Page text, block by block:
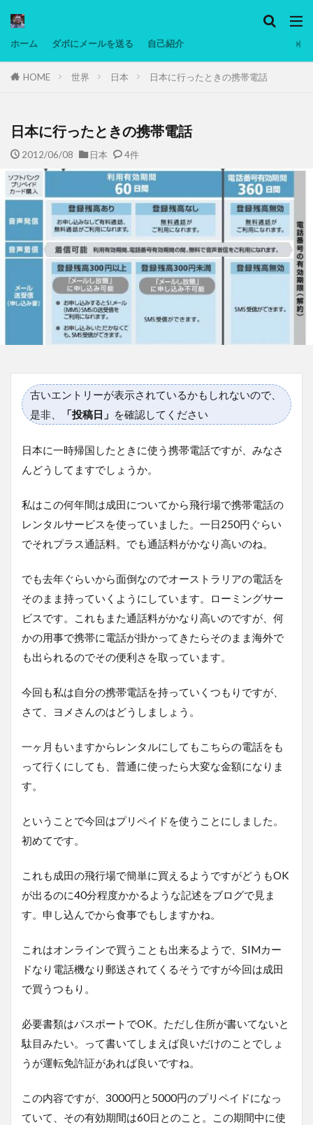
ホーム ダボにメールを送る 自己紹介
HOME 世界 日本 日本に行ったときの携帯電話
日本に行ったときの携帯電話
2012/06/08 日本 4件
古いエントリーが表示されているかもしれないので、
是非、
「投稿日」 を確認してください
日本に一時帰国したときに使う携帯電話ですが、みなさ
んどうしてますでしょうか。
私はこの何年間は成田についてから飛行場で携帯電話の
レンタルサービスを使っていました。一日250円ぐらい
でそれプラス通話料。でも通話料がかなり高いのね。
でも去年ぐらいから面倒なのでオーストラリアの電話を
そのまま持っていくようにしています。ローミングサー
ビスです。これもまた通話料がかなり高いのですが、何
かの用事で携帯に電話が掛かってきたらそのまま海外で
も出られるのでその便利さを取っています。
今回も私は自分の携帯電話を持っていくつもりですが、
さて、ヨメさんのはどうしましょう。
一ヶ月もいますからレンタルにしてもこちらの電話をも
って行くにしても、普通に使ったら大変な金額になりま
す。
ということで今回はプリペイドを使うことにしました。
初めてです。
これも成田の飛行場で簡単に買えるようですがどうもOK
が出るのに40分程度かかるような記述をブログで見ま
す。申し込んでから食事でもしますかね。
これはオンラインで買うことも出来るようで、SIMカー
ドなり電話機なり郵送されてくるそうですが今回は成田
で買うつもり。
必要書類はパスポートでOK。ただし住所が書いてないと
駄目みたい。って書いてしまえば良いだけのことでしょ
うが運転免許証があれば良いですね。
この内容ですが、3000円と5000円のプリペイドになっ
ていて、その有効期間は60日とのこと。この期間中に使
タグ
マレーシア動画
ヨーグルト
備忘録
動画 日本人村社会 脱水シート
検索